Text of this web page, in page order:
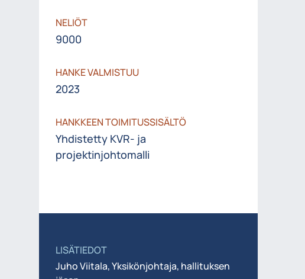
NELIÖT
9000
HANKE VALMISTUU
2023
HANKKEEN TOIMITUSSISÄLTÖ
Yhdistetty KVR- ja
projektinjohtomalli
LISÄTIEDOT
Juho Viitala, Yksikönjohtaja, hallituksen